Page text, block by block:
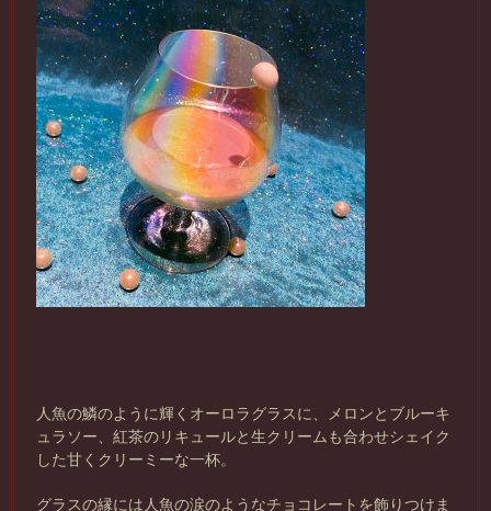
人魚の鱗のように輝くオーロラグラスに、メロンとブルーキ
ュラソー、紅茶のリキュールと生クリームも合わせシェイク
した甘くクリーミーな一杯。
グラスの縁には人魚の涙のようなチョコレートを飾りつけま